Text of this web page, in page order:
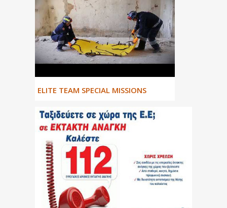
ΕLITE TEAM SPECIAL MISSIONS